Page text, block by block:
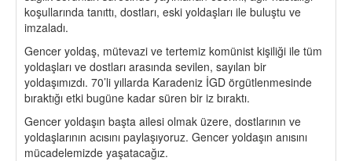
koşullarında tanıttı, dostları, eski yoldaşları ile buluştu ve
imzaladı.
Gencer yoldaş, mütevazi ve tertemiz komünist kişiliği ile tüm
yoldaşları ve dostları arasında sevilen, sayılan bir
yoldaşımızdı. 70’li yıllarda Karadeniz İGD örgütlenmesinde
bıraktığı etki bugüne kadar süren bir iz bıraktı.
Gencer yoldaşın başta ailesi olmak üzere, dostlarının ve
yoldaşlarının acısını paylaşıyoruz. Gencer yoldaşın anısını
mücadelemizde yaşatacağız.